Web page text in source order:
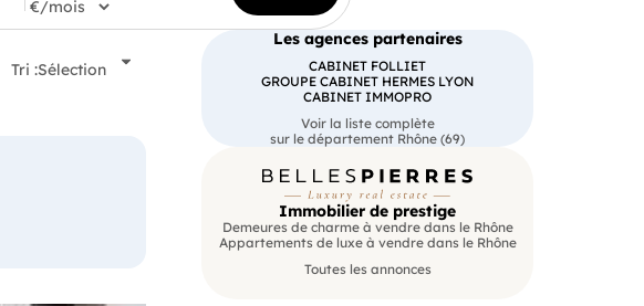
Tri :Sélection
Les agences partenaires
CABINET FOLLIET
GROUPE CABINET HERMES LYON
CABINET IMMOPRO
Voir la liste complète
sur le département Rhône (69)
Immobilier de prestige
Demeures de charme à vendre dans le Rhône
Appartements de luxe à vendre dans le Rhône
Toutes les annonces